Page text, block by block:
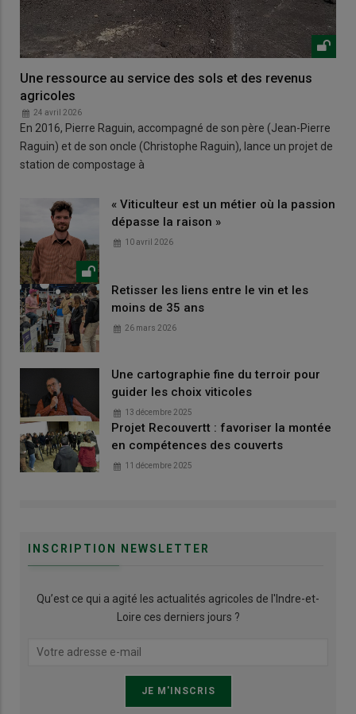
Une ressource au service des sols et des revenus
agricoles
24 avril 2026
En 2016, Pierre Raguin, accompagné de son père (Jean-Pierre
Raguin) et de son oncle (Christophe Raguin), lance un projet de
station de compostage à
« Viticulteur est un métier où la passion
dépasse la raison »
10 avril 2026
Retisser les liens entre le vin et les
moins de 35 ans
26 mars 2026
Une cartographie fine du terroir pour
guider les choix viticoles
13 décembre 2025
Projet Recouvertt : favoriser la montée
en compétences des couverts
11 décembre 2025
INSCRIPTION NEWSLETTER
Qu’est ce qui a agité les actualités agricoles de l'Indre-et-
Loire ces derniers jours ?